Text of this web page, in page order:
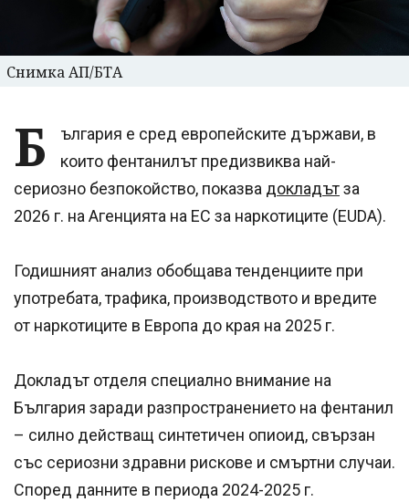
Снимка АП/БТА
Б
ългария е сред европейските държави, в
които фентанилът предизвиква най-
сериозно безпокойство, показва докладътза
2026 г. на Агенцията на ЕС за наркотиците (EUDA).
Годишният анализ обобщава тенденциите при
употребата, трафика, производството и вредите
от наркотиците в Европа до края на 2025 г.
Докладът отделя специално внимание на
България заради разпространението на фентанил
– силно действащ синтетичен опиоид, свързан
със сериозни здравни рискове и смъртни случаи.
Според данните в периода 2024-2025 г.